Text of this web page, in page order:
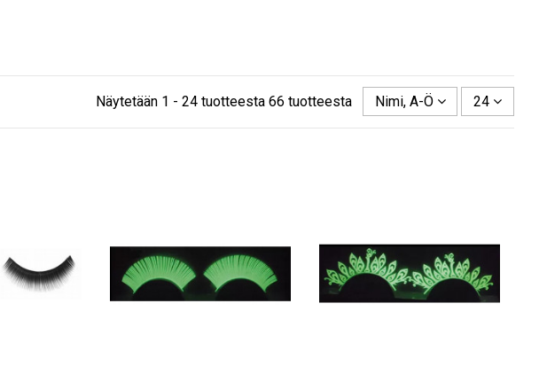
Näytetään 1 - 24 tuotteesta 66 tuotteesta Nimi, A-Ö 24